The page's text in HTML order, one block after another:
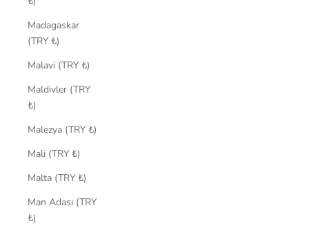
Madagaskar
(TRY ₺)
Malavi (TRY ₺)
Maldivler (TRY
₺)
Malezya (TRY ₺)
Mali (TRY ₺)
Malta (TRY ₺)
Man Adası (TRY
₺)